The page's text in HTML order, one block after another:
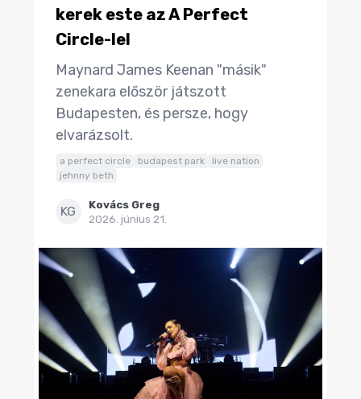
kerek este az A Perfect
Circle-lel
Maynard James Keenan "másik"
zenekara először játszott
Budapesten, és persze, hogy
elvarázsolt.
a perfect circle budapest park
live nation
jehnny beth
KG
Kovács Greg
2026. június 21.